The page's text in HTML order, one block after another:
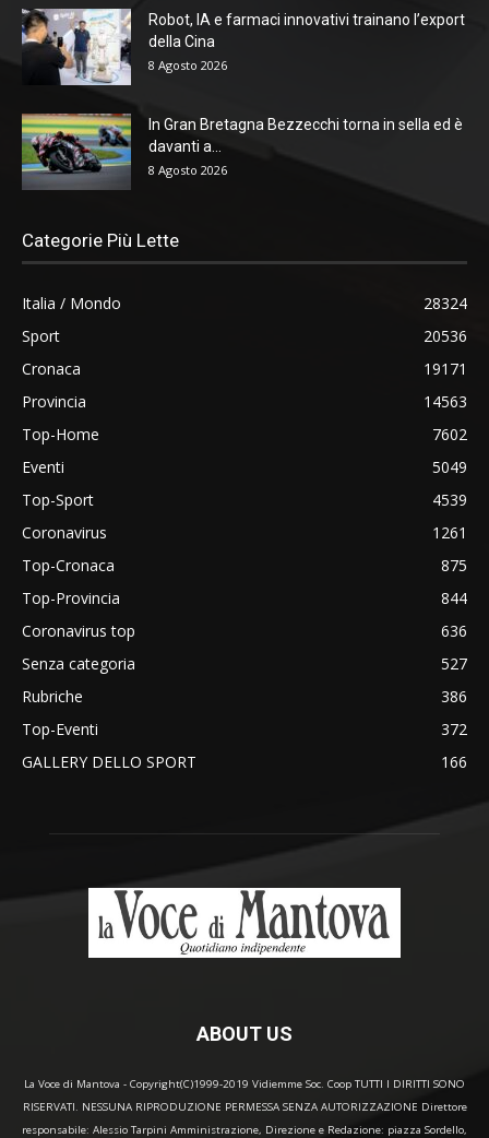
Robot, IA e farmaci innovativi trainano l’export
della Cina
8 Agosto 2026
In Gran Bretagna Bezzecchi torna in sella ed è
davanti a...
8 Agosto 2026
Categorie Più Lette
Italia / Mondo
28324
Sport
20536
Cronaca
19171
Provincia
14563
Top-Home
7602
Eventi
5049
Top-Sport
4539
Coronavirus
1261
Top-Cronaca
875
Top-Provincia
844
Coronavirus top
636
Senza categoria
527
Rubriche
386
Top-Eventi
372
GALLERY DELLO SPORT
166
ABOUT US
La Voce di Mantova - Copyright(C)1999-2019 Vidiemme Soc. Coop TUTTI I DIRITTI SONO
RISERVATI. NESSUNA RIPRODUZIONE PERMESSA SENZA AUTORIZZAZIONE Direttore
responsabile: Alessio Tarpini Amministrazione, Direzione e Redazione: piazza Sordello,